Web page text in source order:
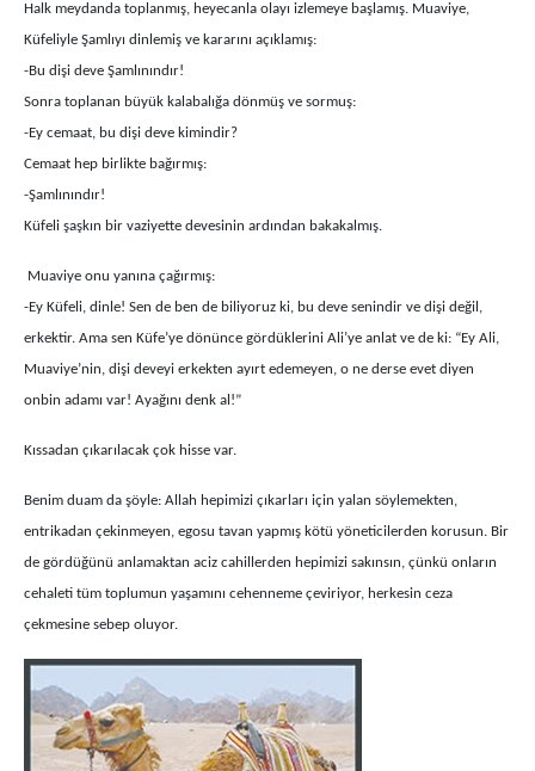
Halk meydanda toplanmış, heyecanla olayı izlemeye başlamış. Muaviye,
Küfeliyle Şamlıyı dinlemiş ve kararını açıklamış:
-Bu dişi deve Şamlınındır!
Sonra toplanan büyük kalabalığa dönmüş ve sormuş:
-Ey cemaat, bu dişi deve kimindir?
Cemaat hep birlikte bağırmış:
-Şamlınındır!
Küfeli şaşkın bir vaziyette devesinin ardından bakakalmış.
Muaviye onu yanına çağırmış:
-Ey Küfeli, dinle! Sen de ben de biliyoruz ki, bu deve senindir ve dişi değil,
erkektir. Ama sen Küfe’ye dönünce gördüklerini Ali’ye anlat ve de ki: “Ey Ali,
Muaviye’nin, dişi deveyi erkekten ayırt edemeyen, o ne derse evet diyen
onbin adamı var! Ayağını denk al!”
Kıssadan çıkarılacak çok hisse var.
Benim duam da şöyle: Allah hepimizi çıkarları için yalan söylemekten,
entrikadan çekinmeyen, egosu tavan yapmış kötü yöneticilerden korusun. Bir
de gördüğünü anlamaktan aciz cahillerden hepimizi sakınsın, çünkü onların
cehaleti tüm toplumun yaşamını cehenneme çeviriyor, herkesin ceza
çekmesine sebep oluyor.